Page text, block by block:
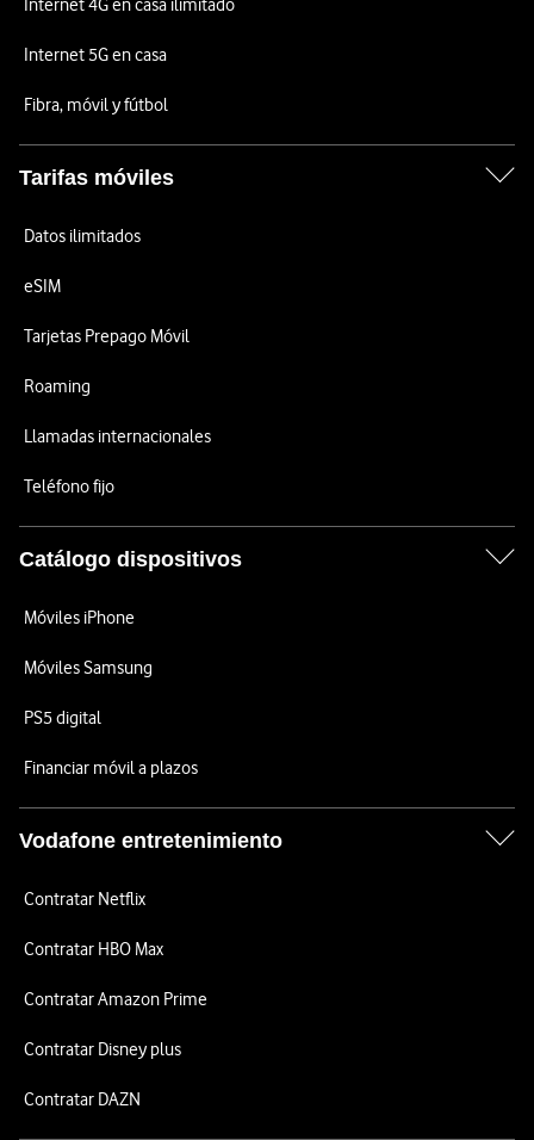
Internet 4G en casa ilimitado
Internet 5G en casa
Fibra, móvil y fútbol
Tarifas móviles
Datos ilimitados
eSIM
Tarjetas Prepago Móvil
Roaming
Llamadas internacionales
Teléfono fijo
Catálogo dispositivos
Móviles iPhone
Móviles Samsung
PS5 digital
Financiar móvil a plazos
Vodafone entretenimiento
Contratar Netflix
Contratar HBO Max
Contratar Amazon Prime
Contratar Disney plus
Contratar DAZN